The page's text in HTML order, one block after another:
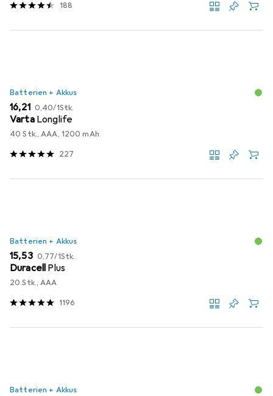
188
Batterien + Akkus
EUR
16,21 EUR
0,40/1Stk.
Varta Longlife
40 Stk., AAA, 1200 mAh
227
Batterien + Akkus
EUR
15,53 EUR
0,77/1Stk.
Duracell Plus
20 Stk., AAA
1196
Batterien + Akkus